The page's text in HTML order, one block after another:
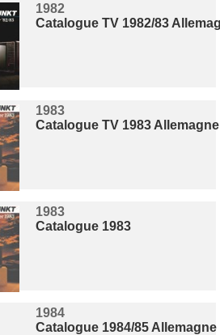
1982
Catalogue TV 1982/83
1983
Catalogue TV 1983 Allemagne
1983
Catalogue 1983
1984
Catalogue 1984/85 Allemagne